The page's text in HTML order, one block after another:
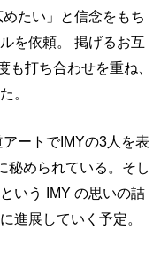
たい」と信念をもち
を依頼。 掲げるお互
も打ち合わせを重ね、
。
アートでIMYの3人を表
秘められている。そし
いう IMY の思いの詰
進展していく予定。